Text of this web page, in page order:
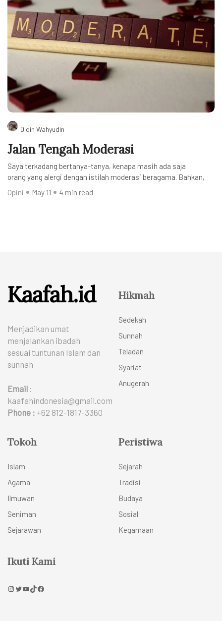
Didin Wahyudin
Jalan Tengah Moderasi
Saya terkadang bertanya-tanya, kenapa masih ada saja
orang yang alergi dengan istilah moderasi beragama. Bahkan,
Opini
May 11 4 min read
Kaafah.id
Menjadikan umat
menjalankan ibadah
sesuai tuntunan Islam dan
sunnah
Email :
kaafahindonesia@gmail.com
Phone : +62 812-1817-3360
Hikmah
Sedekah
Sunnah
Teladan
Syariat
Anugerah
Tokoh
Islam
Agama
Ilmuwan
Seniman
Sejarawan
Peristiwa
Sejarah
Tradisi
Budaya
Sosial
Kegamaan
Ikuti Kami